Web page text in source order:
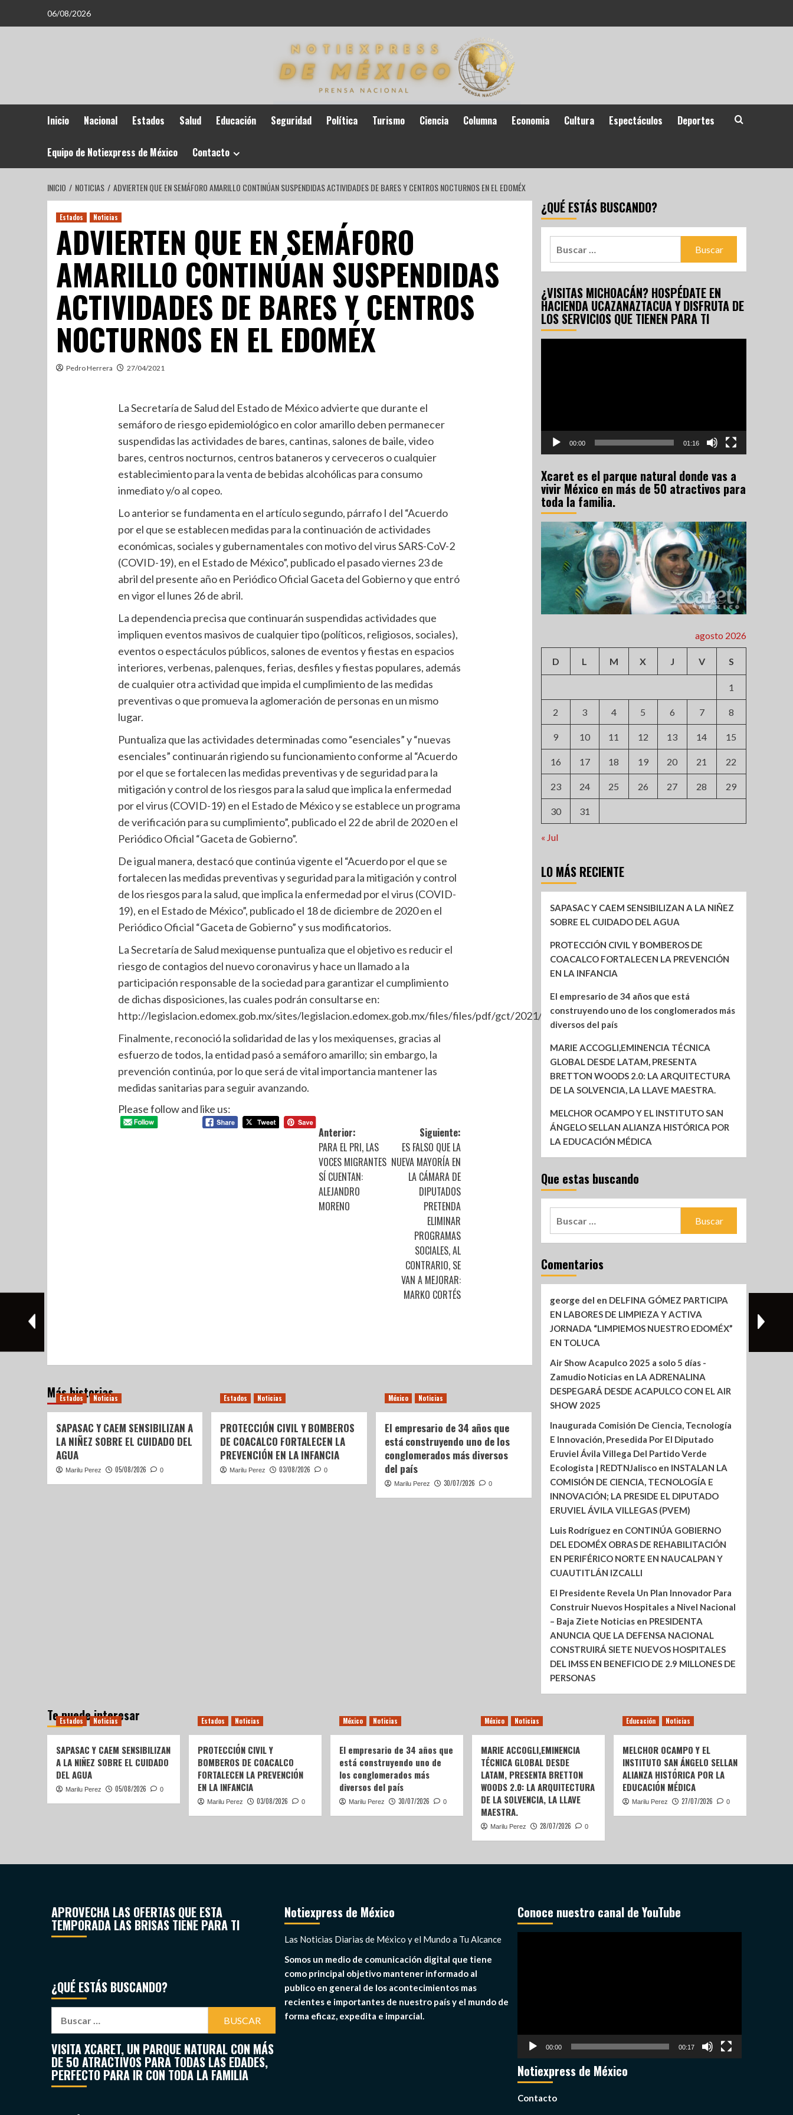
06/08/2026
Inicio Nacional Estados Salud Educación Seguridad Política Turismo Ciencia Columna Economia Cultura Espectáculos Deportes
Equipo de Notiexpress de México Contacto
INICIO NOTICIAS ADVIERTEN QUE EN SEMÁFORO AMARILLO CONTINÚAN SUSPENDIDAS ACTIVIDADES DE BARES Y CENTROS NOCTURNOS EN EL EDOMÉX
Estados Noticias
ADVIERTEN QUE EN SEMÁFORO
AMARILLO CONTINÚAN SUSPENDIDAS
ACTIVIDADES DE BARES Y CENTROS
NOCTURNOS EN EL EDOMÉX
Pedro Herrera 27/04/2021
La Secretaría de Salud del Estado de México advierte que durante el
semáforo de riesgo epidemiológico en color amarillo deben permanecer
suspendidas las actividades de bares, cantinas, salones de baile, video
bares, centros nocturnos, centros bataneros y cerveceros o cualquier
establecimiento para la venta de bebidas alcohólicas para consumo
inmediato y/o al copeo.
Lo anterior se fundamenta en el artículo segundo, párrafo I del “Acuerdo
por el que se establecen medidas para la continuación de actividades
económicas, sociales y gubernamentales con motivo del virus SARS-CoV-2
(COVID-19), en el Estado de México”, publicado el pasado viernes 23 de
abril del presente año en Periódico Oficial Gaceta del Gobierno y que entró
en vigor el lunes 26 de abril.
La dependencia precisa que continuarán suspendidas actividades que
impliquen eventos masivos de cualquier tipo (políticos, religiosos, sociales),
eventos o espectáculos públicos, salones de eventos y fiestas en espacios
interiores, verbenas, palenques, ferias, desfiles y fiestas populares, además
de cualquier otra actividad que impida el cumplimiento de las medidas
preventivas o que promueva la aglomeración de personas en un mismo
lugar.
Puntualiza que las actividades determinadas como “esenciales” y “nuevas
esenciales” continuarán rigiendo su funcionamiento conforme al “Acuerdo
por el que se fortalecen las medidas preventivas y de seguridad para la
mitigación y control de los riesgos para la salud que implica la enfermedad
por el virus (COVID-19) en el Estado de México y se establece un programa
de verificación para su cumplimiento”, publicado el 22 de abril de 2020 en el
Periódico Oficial “Gaceta de Gobierno”.
De igual manera, destacó que continúa vigente el “Acuerdo por el que se
fortalecen las medidas preventivas y seguridad para la mitigación y control
de los riesgos para la salud, que implica la enfermedad por el virus (COVID-
19), en el Estado de México”, publicado el 18 de diciembre de 2020 en el
Periódico Oficial “Gaceta de Gobierno” y sus modificatorios.
La Secretaría de Salud mexiquense puntualiza que el objetivo es reducir el
riesgo de contagios del nuevo coronavirus y hace un llamado a la
participación responsable de la sociedad para garantizar el cumplimiento
de dichas disposiciones, las cuales podrán consultarse en:
http://legislacion.edomex.gob.mx/sites/legislacion.edomex.gob.mx/files/files/pdf/gct/2021/abr232.pdf
Finalmente, reconoció la solidaridad de las y los mexiquenses, gracias al
esfuerzo de todos, la entidad pasó a semáforo amarillo; sin embargo, la
prevención continúa, por lo que será de vital importancia mantener las
medidas sanitarias para seguir avanzando.
Please follow and like us:
Anterior:
PARA EL PRI, LAS
VOCES MIGRANTES
SÍ CUENTAN:
ALEJANDRO
MORENO
Siguiente:
ES FALSO QUE LA
NUEVA MAYORÍA EN
LA CÁMARA DE
DIPUTADOS
PRETENDA
ELIMINAR
PROGRAMAS
SOCIALES, AL
CONTRARIO, SE
VAN A MEJORAR:
MARKO CORTÉS
Más historias
Estados Noticias
SAPASAC Y CAEM SENSIBILIZAN A
LA NIÑEZ SOBRE EL CUIDADO DEL
AGUA
Marilu Perez 05/08/2026 0
Estados Noticias
PROTECCIÓN CIVIL Y BOMBEROS
DE COACALCO FORTALECEN LA
PREVENCIÓN EN LA INFANCIA
Marilu Perez 03/08/2026 0
México Noticias
El empresario de 34 años que
está construyendo uno de los
conglomerados más diversos
del país
Marilu Perez 30/07/2026 0
¿QUÉ ESTÁS BUSCANDO?
¿VISITAS MICHOACÁN? HOSPÉDATE EN
HACIENDA UCAZANAZTACUA Y DISFRUTA DE
LOS SERVICIOS QUE TIENEN PARA TI
00:00 01:16
Xcaret es el parque natural donde vas a
vivir México en más de 50 atractivos para
toda la familia.
agosto 2026
D L M X J V S
1
2 3 4 5 6 7 8
9 10 11 12 13 14 15
16 17 18 19 20 21 22
23 24 25 26 27 28 29
30 31
« Jul
LO MÁS RECIENTE
SAPASAC Y CAEM SENSIBILIZAN A LA NIÑEZ
SOBRE EL CUIDADO DEL AGUA
PROTECCIÓN CIVIL Y BOMBEROS DE
COACALCO FORTALECEN LA PREVENCIÓN
EN LA INFANCIA
El empresario de 34 años que está
construyendo uno de los conglomerados más
diversos del país
MARIE ACCOGLI,EMINENCIA TÉCNICA
GLOBAL DESDE LATAM, PRESENTA
BRETTON WOODS 2.0: LA ARQUITECTURA
DE LA SOLVENCIA, LA LLAVE MAESTRA.
MELCHOR OCAMPO Y EL INSTITUTO SAN
ÁNGELO SELLAN ALIANZA HISTÓRICA POR
LA EDUCACIÓN MÉDICA
Que estas buscando
Comentarios
george del en DELFINA GÓMEZ PARTICIPA
EN LABORES DE LIMPIEZA Y ACTIVA
JORNADA “LIMPIEMOS NUESTRO EDOMÉX”
EN TOLUCA
Air Show Acapulco 2025 a solo 5 días -
Zamudio Noticiasen LA ADRENALINA
DESPEGARÁ DESDE ACAPULCO CON EL AIR
SHOW 2025
Inaugurada Comisión De Ciencia, Tecnología
E Innovación, Presedida Por El Diputado
Eruviel Ávila Villega Del Partido Verde
Ecologista | REDTNJaliscoen INSTALAN LA
COMISIÓN DE CIENCIA, TECNOLOGÍA E
INNOVACIÓN; LA PRESIDE EL DIPUTADO
ERUVIEL ÁVILA VILLEGAS (PVEM)
Luis Rodríguez en CONTINÚA GOBIERNO
DEL EDOMÉX OBRAS DE REHABILITACIÓN
EN PERIFÉRICO NORTE EN NAUCALPAN Y
CUAUTITLÁN IZCALLI
El Presidente Revela Un Plan Innovador Para
Construir Nuevos Hospitales a Nivel Nacional
– Baja Ziete Noticiasen PRESIDENTA
ANUNCIA QUE LA DEFENSA NACIONAL
CONSTRUIRÁ SIETE NUEVOS HOSPITALES
DEL IMSS EN BENEFICIO DE 2.9 MILLONES DE
PERSONAS
Te puede interesar
Estados Noticias
SAPASAC Y CAEM SENSIBILIZAN
A LA NIÑEZ SOBRE EL CUIDADO
DEL AGUA
Marilu Perez 05/08/2026 0
Estados Noticias
PROTECCIÓN CIVIL Y
BOMBEROS DE COACALCO
FORTALECEN LA PREVENCIÓN
EN LA INFANCIA
Marilu Perez 03/08/2026 0
México Noticias
El empresario de 34 años que
está construyendo uno de
los conglomerados más
diversos del país
Marilu Perez 30/07/2026 0
México Noticias
MARIE ACCOGLI,EMINENCIA
TÉCNICA GLOBAL DESDE
LATAM, PRESENTA BRETTON
WOODS 2.0: LA ARQUITECTURA
DE LA SOLVENCIA, LA LLAVE
MAESTRA.
Marilu Perez 28/07/2026 0
Educación Noticias
MELCHOR OCAMPO Y EL
INSTITUTO SAN ÁNGELO SELLAN
ALIANZA HISTÓRICA POR LA
EDUCACIÓN MÉDICA
Marilu Perez 27/07/2026 0
APROVECHA LAS OFERTAS QUE ESTA
TEMPORADA LAS BRISAS TIENE PARA TI
¿QUÉ ESTÁS BUSCANDO?
VISITA XCARET, UN PARQUE NATURAL CON MÁS
DE 50 ATRACTIVOS PARA TODAS LAS EDADES,
PERFECTO PARA IR CON TODA LA FAMILIA
Notiexpress de México
Las Noticias Diarias de México y el Mundo a Tu Alcance
Somos un medio de comunicación digital que tiene
como principal objetivo mantener informado al
publico en general de los acontecimientos mas
recientes e importantes de nuestro país y el mundo de
forma eficaz, expedita e imparcial.
Conoce nuestro canal de YouTube
00:00 00:17
Notiexpress de México
Contacto